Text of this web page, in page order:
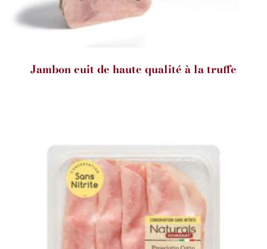
Jambon cuit de haute qualité à la truffe